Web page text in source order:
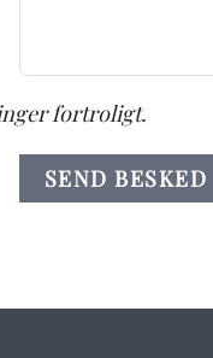
fortroligt.
SEND BESKED